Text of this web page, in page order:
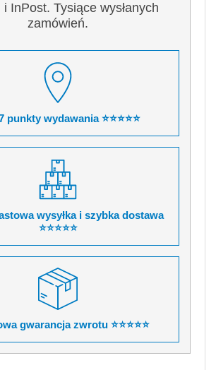
i InPost. Tysiące wysłanych
zamówień.
punkty wydawania ⭐⭐⭐⭐⭐
wysyłka i szybka dostawa
⭐⭐⭐⭐⭐
gwarancja zwrotu ⭐⭐⭐⭐⭐